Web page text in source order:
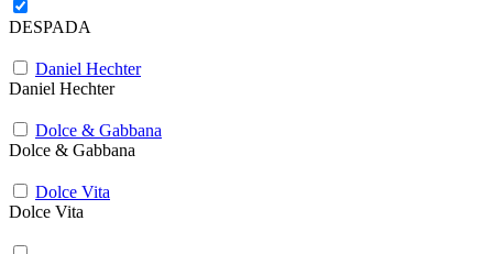
DESPADA
Daniel Hechter
Daniel Hechter
Dolce & Gabbana
Dolce & Gabbana
Dolce Vita
Dolce Vita